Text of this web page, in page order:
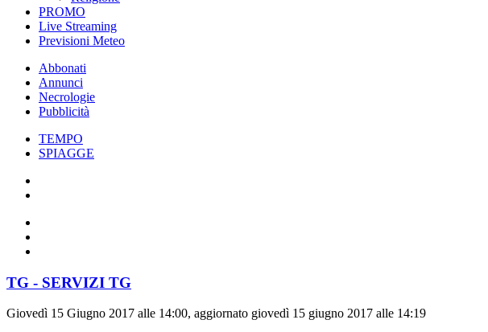
PROMO
Live Streaming
Previsioni Meteo
Abbonati
Annunci
Necrologie
Pubblicità
TEMPO
SPIAGGE
TG - SERVIZI TG
Giovedì 15 Giugno 2017 alle 14:00, aggiornato giovedì 15 giugno 2017 alle 14:19